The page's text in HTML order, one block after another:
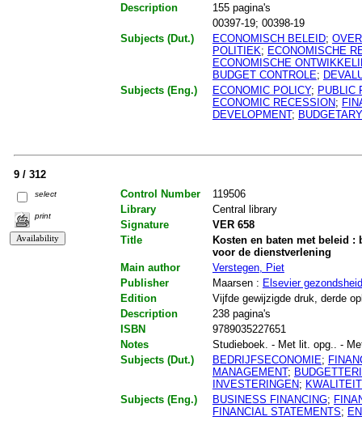
Description
155 pagina's
00397-19; 00398-19
Subjects (Dut.)
ECONOMISCH BELEID;
POLITIEK; ECONOMISCHE
ECONOMISCHE
BUDGET CONTROLE;
Subjects (Eng.)
ECONOMIC POLICY; PUBLIC
ECONOMIC RECESSION;
DEVELOPMENT;
9 / 312
select
print
Control Number
119506
Library
Central library
Signature
VER 658
Title
Kosten en baten met beleid
voor de dienstverlening
Main author
Verstegen, Piet
Publisher
Maarsen : Elsevier
Edition
Vijfde gewijzigde druk, derde
Description
238 pagina's
ISBN
9789035227651
Notes
Studieboek. - Met lit. opg.. -
Subjects (Dut.)
BEDRIJFSECONOMIE;
MANAGEMENT;
INVESTERINGEN;
Subjects (Eng.)
BUSINESS FINANCING;
FINANCIAL STATEMENTS;